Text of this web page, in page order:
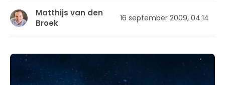
Matthijs van den
Broek
16 september 2009, 04:14